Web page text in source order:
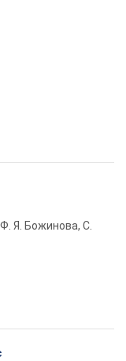
Ф. Я. Божинова, С.